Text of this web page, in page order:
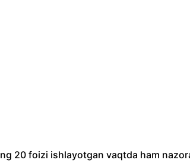
20 foizi ishlayotgan vaqtda ham